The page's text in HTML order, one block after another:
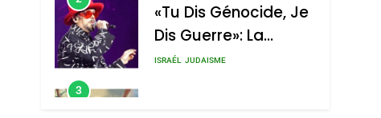
Nouvelle Chanson De
Boy George
ISRAÉL JUDAISME
3
Tout Sur La Nostalgie
Thérèse Zrihen-